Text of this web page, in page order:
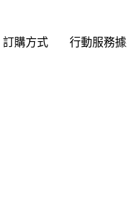
訂購方式 行動服務